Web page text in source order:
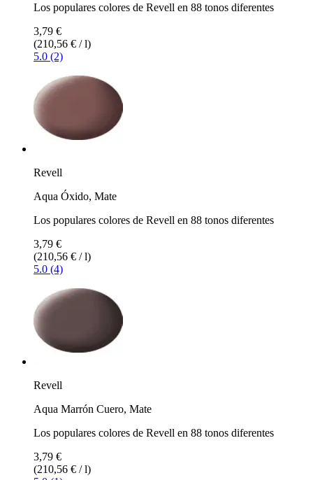
Los populares colores de Revell en 88 tonos diferentes
3,79 €
(210,56 € / l)
5.0 (2)
Revell
Aqua Óxido, Mate
Los populares colores de Revell en 88 tonos diferentes
3,79 €
(210,56 € / l)
5.0 (4)
Revell
Aqua Marrón Cuero, Mate
Los populares colores de Revell en 88 tonos diferentes
3,79 €
(210,56 € / l)